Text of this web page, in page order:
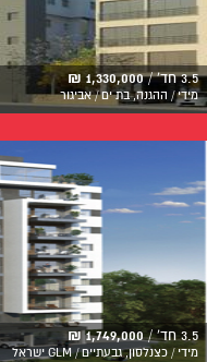
3.5 חד' / 1,330,000 ₪
מידי / ההגנה, בת ים / אביגור
3.5 חד' / 1,749,000 ₪
מידי / כצנלסון, גבעתיים / GLM ישראל